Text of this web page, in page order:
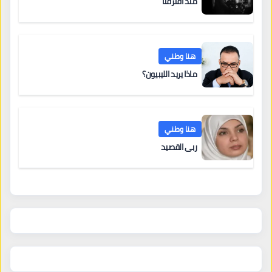
هنا وطني
ماذا يريد الليبيون؟
هنا وطني
ربى القصيد